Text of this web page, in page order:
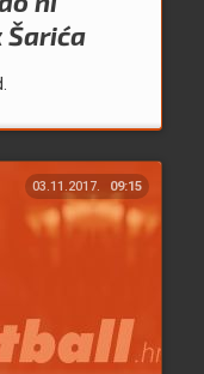
03.11.2017. 09:15